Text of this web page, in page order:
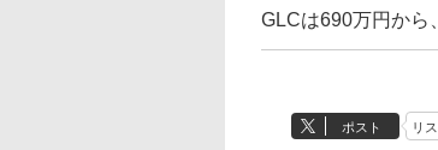
GLCは690万円から
ポスト リ